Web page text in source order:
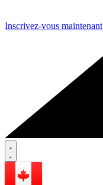
Inscrivez-vous maintenant